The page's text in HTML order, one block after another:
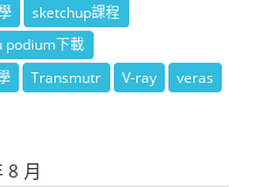
sketchup課程
podium下載
Transmutr V-ray
veras
8 月